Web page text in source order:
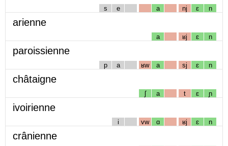
s e a nj ɛ n
arienne
a ʁj ɛ n
paroissienne
p a ʁw a sj ɛ n
châtaigne
ʃ a t ɛ ɲ
ivoirienne
i vw ɑ ʁj ɛ n
crânienne